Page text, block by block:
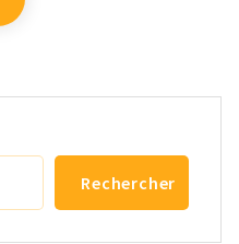
Rechercher